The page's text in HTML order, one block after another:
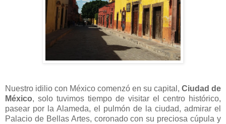
Nuestro idilio con México comenzó en su capital, Ciudad de
México, solo tuvimos tiempo de visitar el centro histórico,
pasear por la Alameda, el pulmón de la ciudad, admirar el
Palacio de Bellas Artes, coronado con su preciosa cúpula y